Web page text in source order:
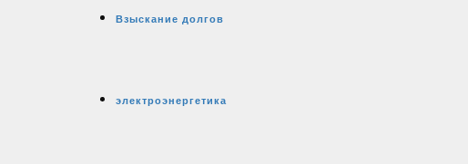
Взыскание долгов
электроэнергетика